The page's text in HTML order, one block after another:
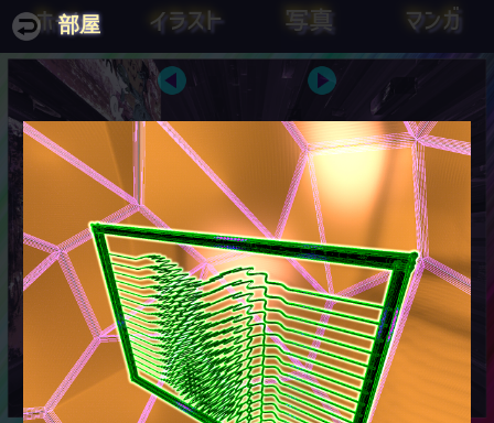
ホーム イラスト 写真 マンガ
貪欲であれ、愚かであれ、とんかつ
であれ
バックミンスター・フラー
とんかつは剣よりも強し
部屋